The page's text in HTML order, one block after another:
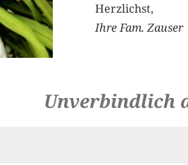
Herzlichst,
Ihre Fam. Zauser
Unverbindlich